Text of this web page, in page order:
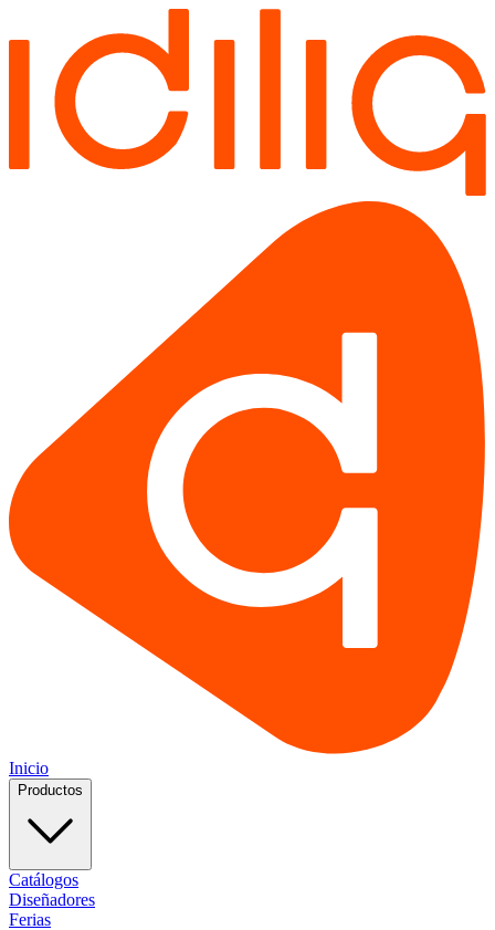
Inicio
Productos
Catálogos
Diseñadores
Ferias